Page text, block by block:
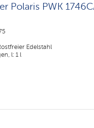
Polaris PWK
Edelstahl
l: 1 l